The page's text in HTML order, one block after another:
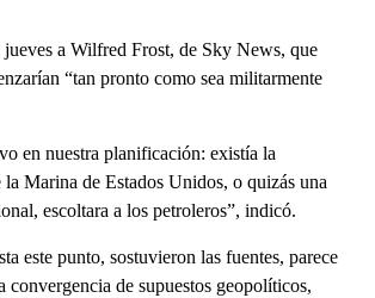
jueves a Wilfred Frost, de Sky News, que
“tan pronto como sea militarmente
en nuestra planificación: existía la
Marina de Estados Unidos, o quizás una
escoltara a los petroleros”, indicó.
este punto, sostuvieron las fuentes, parece
convergencia de supuestos geopolíticos,